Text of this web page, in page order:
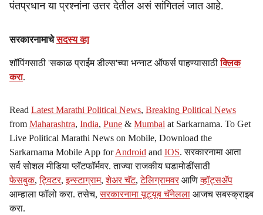
पंतप्रधान या प्रश्नांना उत्तर देतील असं सांगितलं जात आहे.
सरकारनामाचेसदस्य व्हा
शॉपिंगसाठी 'सकाळ प्राईम डील्स'च्या भन्नाट ऑफर्स पाहण्यासाठीक्लिक
करा.
Read Latest Marathi Political News, Breaking Political News
from Maharashtra, India, Pune & Mumbai at Sarkarnama. To Get
Live Political Marathi News on Mobile, Download the
Sarkarnama Mobile App forAndroid and IOS. सरकारनामा आता
सर्व सोशल मीडिया प्लॅटफॉर्मवर. ताज्या राजकीय घडामोडींसाठी
फेसबुक,ट्विटर,इन्स्टाग्राम,शेअर चॅट,टेलिग्रामवर आणिव्हॉट्सॲप
आम्हाला फॉलो करा. तसेच,सरकारनामा यूट्यूब चॅनेलला आजच सबस्क्राइब
करा.